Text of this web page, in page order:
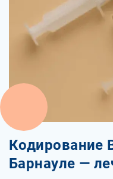
Кодирование
Барнауле —